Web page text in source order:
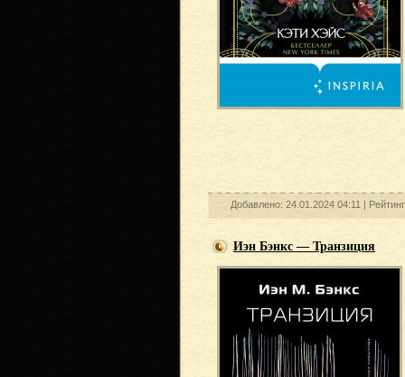
Добавлено: 24.01.2024 04:11 |
Иэн Бэнкс — Транзиция